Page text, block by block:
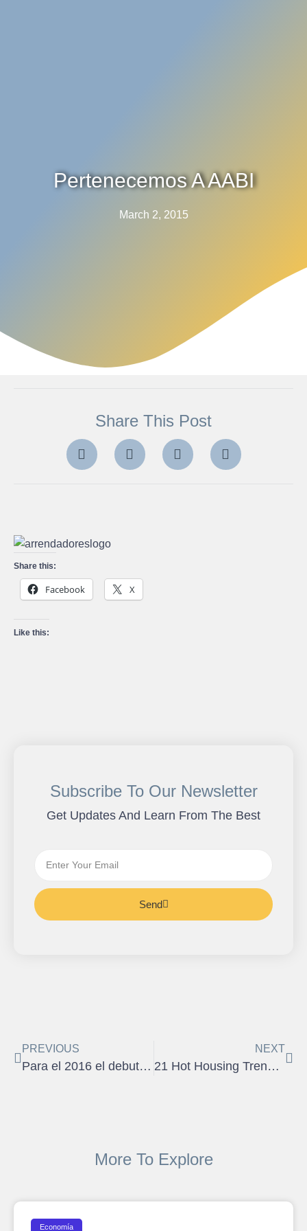
Pertenecemos A AABI
March 2, 2015
Share This Post
Share this:
Facebook X
Like this:
Subscribe To Our Newsletter
Get Updates And Learn From The Best
Send
PREVIOUS
Para el 2016 el debut del Paseo Puerta de Tierra
NEXT
21 Hot Housing Trends for 2015
More To Explore
Economía